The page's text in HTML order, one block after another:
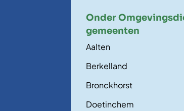
Onder
gemeenten
Aalten
Berkelland
Bronckhorst
Doetinchem